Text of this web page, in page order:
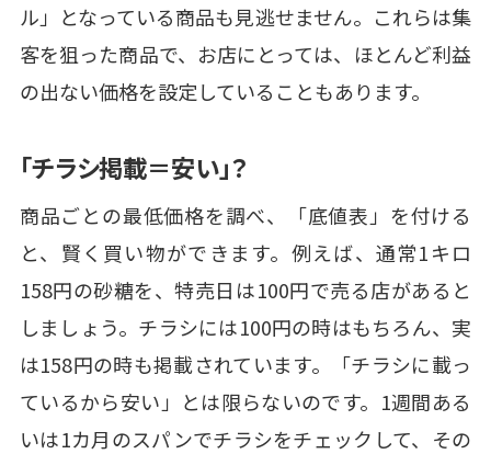
ル」となっている商品も見逃せません。これらは集
客を狙った商品で、お店にとっては、ほとんど利益
の出ない価格を設定していることもあります。
「チラシ掲載＝安い」？
商品ごとの最低価格を調べ、「底値表」を付ける
と、賢く買い物ができます。例えば、通常1キロ
158円の砂糖を、特売日は100円で売る店があると
しましょう。チラシには100円の時はもちろん、実
は158円の時も掲載されています。「チラシに載っ
ているから安い」とは限らないのです。1週間ある
いは1カ月のスパンでチラシをチェックして、その